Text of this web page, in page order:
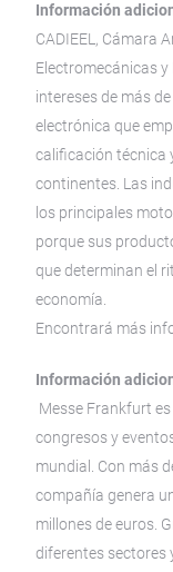
Información
CADIEEL, Cámara
Electromecánicas
intereses de más
electrónica que
calificación técnica
continentes. Las
los principales
porque sus
que determinan el
economía.
Encontrará más
Información
Messe Frankfurt
congresos y
mundial. Con más
compañía genera
millones de euros.
diferentes sectores